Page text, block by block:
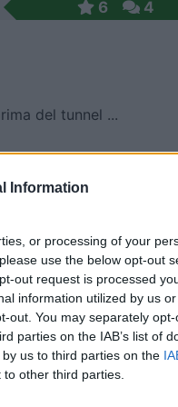
Information
or processing of your
use the below opt-out
out request is processed
information utilized by us
out. You may separately
parties on the IAB’s list of
us to third parties on the
other third parties.
6 4
del tunnel ...